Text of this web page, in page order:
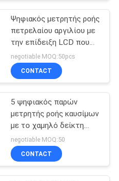
Ψηφιακός μετρητής ροής
πετρελαίου αργιλίου με
την επίδειξη LCD που
τροφοδοτείται από 3.6V
την μπαταρία
negotiable MOQ:50pcs
CONTACT
5 ψηφιακός παρών
μετρητής ροής καυσίμων
με το χαμηλό δείκτη
μπαταριών 435psi/30bar
negotiable MOQ:50
CONTACT